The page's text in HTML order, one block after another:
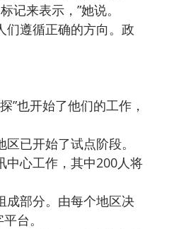
来表示，”她说。
们遵循正确的方向。政
”也开始了他们的工作，
已开始了试点阶段。
中心工作，其中200人将
成部分。由每个地区决
台。